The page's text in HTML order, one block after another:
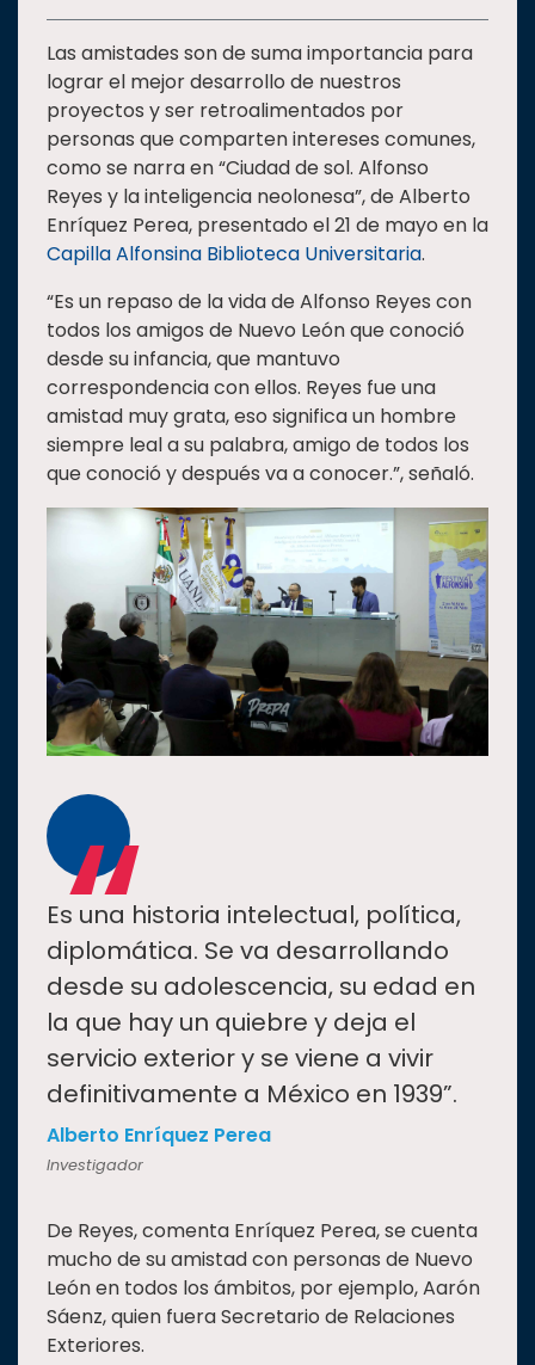
SUSTENTABILIDAD
TEMAS
Oferta
educativa
Estudiantes
Rectoría
Investigación
Internacionalización
Responsabilidad
social
Vinculación
Historia
Las amistades son de suma importancia para
lograr el mejor desarrollo de nuestros
proyectos y ser retroalimentados por
personas que comparten intereses comunes,
como se narra en “Ciudad de sol. Alfonso
Reyes y la inteligencia neolonesa”, de Alberto
Enríquez Perea, presentado el 21 de mayo en la
Capilla Alfonsina Biblioteca Universitaria.
“Es un repaso de la vida de Alfonso Reyes con
todos los amigos de Nuevo León que conoció
desde su infancia, que mantuvo
correspondencia con ellos. Reyes fue una
amistad muy grata, eso significa un hombre
siempre leal a su palabra, amigo de todos los
que conoció y después va a conocer.”, señaló.
“
Es una historia intelectual, política,
diplomática. Se va desarrollando
desde su adolescencia, su edad en
la que hay un quiebre y deja el
servicio exterior y se viene a vivir
definitivamente a México en 1939”.
Alberto Enríquez Perea
Investigador
De Reyes, comenta Enríquez Perea, se cuenta
mucho de su amistad con personas de Nuevo
León en todos los ámbitos, por ejemplo, Aarón
Sáenz, quien fuera Secretario de Relaciones
Exteriores.